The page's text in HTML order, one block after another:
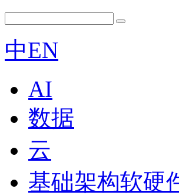
中EN
AI
数据
云
基础架构软硬